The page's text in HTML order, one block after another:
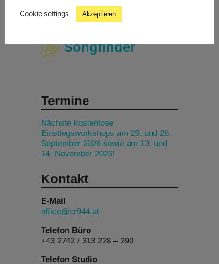
Studiochat
Songfinder
Termine
Nächste kostenlose
Einstiegsworkshops am 25. und 26.
September 2026 sowie am 13. und
14. November 2026!
Kontakt
E-Mail
office@cr944.at
Telefon Büro
+43 2742 / 313 228 – 290
Telefon Studio
Cookie settings Akzeptieren